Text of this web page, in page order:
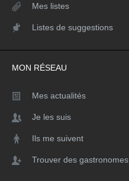
Mes listes
Listes de suggestions
MON RÉSEAU
Mes actualités
Je les suis
Ils me suivent
Trouver des gastronomes